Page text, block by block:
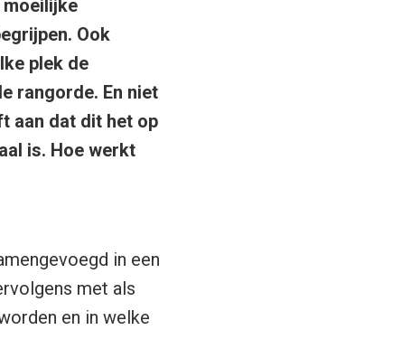
Ook
plek de
rangorde. En niet
aan dat dit het op
is. Hoe werkt
in een
met als
en in welke